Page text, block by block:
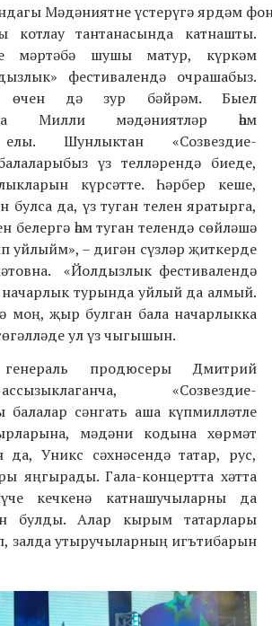
Мәдәниятне үстерүгә ярдәм
котлау тантанасында катнашты.
мәртәбә шушы матур, күркәм
фестивалендә очрашабыз.
өчен дә зур бәйрәм. Быел
Милли мәдәниятләр һәм
елы. Шунлыктан «Созвездие-
үз телләрендә биеде,
күрсәтте. Һәрбер кеше,
булса да, үз туган телен яратырга,
белергә һәм туган телендә сөйләшә
уйлыйм», – дигән сүзләр җиткерде
. «Йолдызлык фестивалендә
турында уйлый да алмый.
моң, җыр булган бала начарлыкка
ул үз чыгышын.
генераль продюсеры Дмитрий
«Созвездие-
балалар сәнгать аша күпмилләтле
мәдәни кодына хөрмәт
да, Уникс сәхнәсендә татар, рус,
яңгырады. Гала-концертта хәтта
кечкенә катнашучыларны да
булды. Алар кырым татарлары
залда утыручыларның игътибарын